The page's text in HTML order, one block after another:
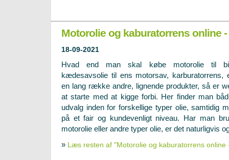
Motorolie og kaburatorrens online
18-09-2021
Hvad end man skal købe motorolie til
kædesavsolie til ens motorsav, karburatorrens,
en lang række andre, lignende produkter, så er
at starte med at kigge forbi. Her finder man
udvalg inden for forskellige typer olie, samtidig
på et fair og kundevenligt niveau. Har man
motorolie eller andre typer olie, er det naturligvis
» Læs resten af "Motorolie og kaburatorrens online